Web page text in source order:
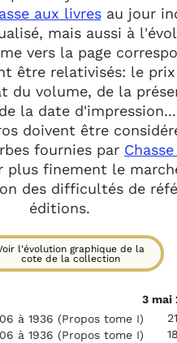
aux livresau jour
mais aussi à
vers la page
être relativisés: le
du volume, de la
la date d'impression...
doivent être
fournies par
plus finement le
des difficultés de
éditions.
l'évolution graphique de la
cote de la collection
3 mai
à 1936 (Propos tome I)
à 1936 (Propos tome I)